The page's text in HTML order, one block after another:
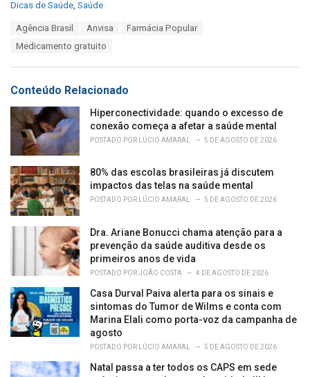
C
i
e
s
Dicas de Saúde, Saúde
Agência Brasil Anvisa
Farmácia Popular
Medicamento gratuito
Conteúdo Relacionado
Hiperconectividade: quando o excesso de
conexão começa a afetar a saúde mental
POSTADO POR LÚCIO AMARAL 5 DE AGOSTO DE 2026
80% das escolas brasileiras já discutem
impactos das telas na saúde mental
POSTADO POR LÚCIO AMARAL 5 DE AGOSTO DE 2026
Dra. Ariane Bonucci chama atenção para a
prevenção da saúde auditiva desde os
primeiros anos de vida
POSTADO PORJOÃO COSTA 4 DE AGOSTO DE 2026
Casa Durval Paiva alerta para os sinais e
sintomas do Tumor de Wilms e conta com
Marina Elali como porta-voz da campanha de
agosto
POSTADO POR LÚCIO AMARAL 5 DE AGOSTO DE 2026
Natal passa a ter todos os CAPS em sede